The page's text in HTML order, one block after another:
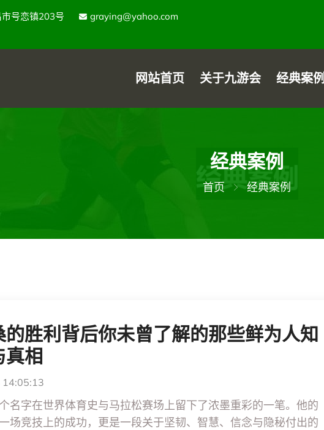
号恋镇203号 graying@yahoo.com
网站首页 关于九游会 经典案例
经典案例
首页 经典案例
胜利背后你未曾了解的那些鲜为人知
真相
名字在世界体育史与马拉松赛场上留下了浓墨重彩的一笔。他的
场竞技上的成功，更是一段关于坚韧、智慧、信念与隐秘付出的